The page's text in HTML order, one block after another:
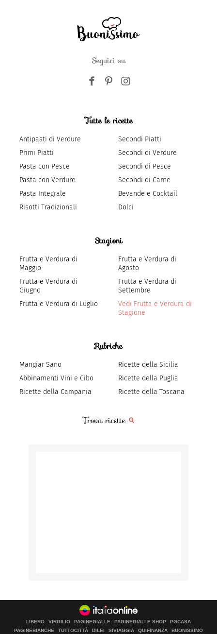
Seguici su
Tutte le ricette
Antipasti di Verdure
Primi Piatti
Pasta con Pesce
Pasta con Verdure
Pasta Integrale
Risotti Tradizionali
Secondi Piatti
Secondi di Verdure
Secondi di Pesce
Secondi di Carne
Bevande e Cocktail
Dolci
Stagioni
Frutta e Verdura di
Maggio
Frutta e Verdura di
Giugno
Frutta e Verdura di Luglio
Frutta e Verdura di
Agosto
Frutta e Verdura di
Settembre
Vedi Frutta e Verdura di
Stagione
Rubriche
Mangiar Sano
Abbinamenti Vini e Cibo
Ricette della Campania
Ricette della Sicilia
Ricette della Puglia
Ricette della Toscana
Trova ricette
LIBERO VIRGILIO PAGINEGIALLE PAGINEGIALLE SHOP
PGCASA
PAGINEBIANCHE
TUTTOCITTÀ DILEI SIVIAGGIA QUIFINANZA BUONISSIMO